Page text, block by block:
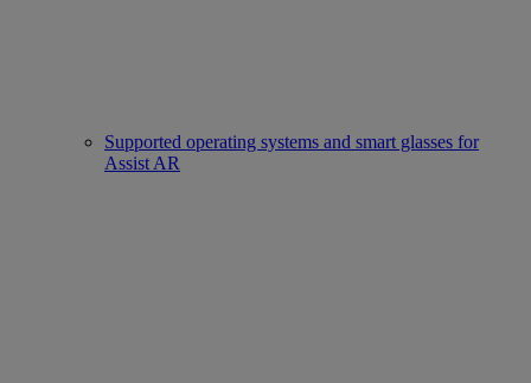
Supported operating systems and smart glasses for
Assist AR